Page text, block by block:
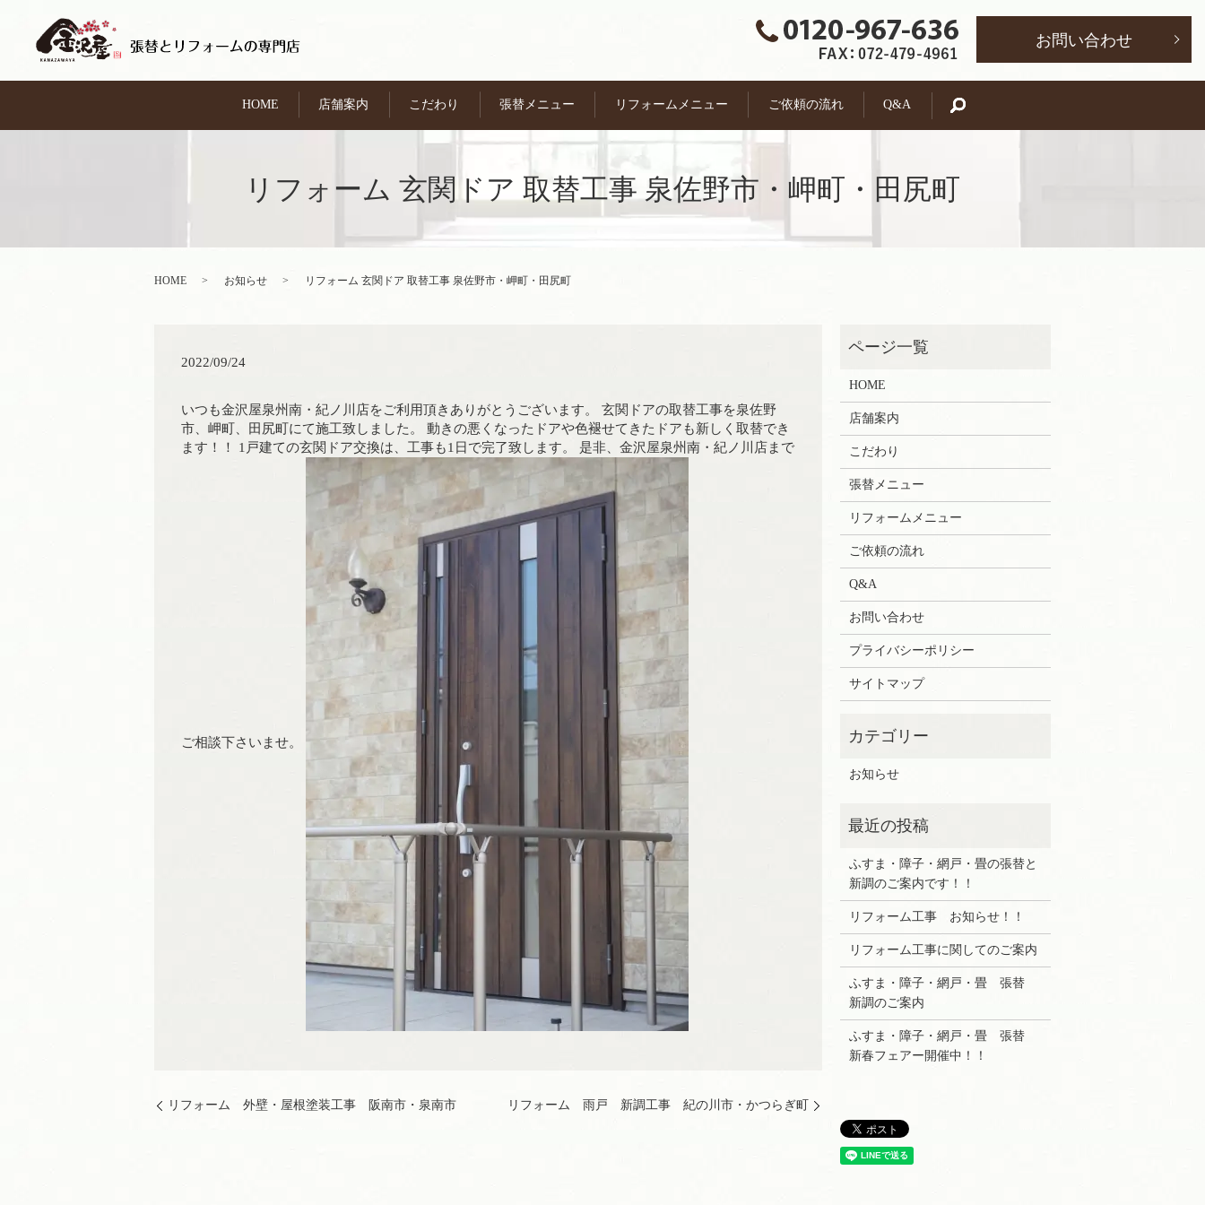
お問い合わせ
HOME 店舗案内 こだわり 張替メニュー リフォームメニュー ご依頼の流れ Q&A search
リフォーム 玄関ドア 取替工事 泉佐野市・岬町・田尻町
HOME お知らせ リフォーム 玄関ドア 取替工事 泉佐野市・岬町・田尻町
2022/09/24
いつも金沢屋泉州南・紀ノ川店をご利用頂きありがとうございます。 玄関ドアの取替工事を泉佐野
市、岬町、田尻町にて施工致しました。 動きの悪くなったドアや色褪せてきたドアも新しく取替でき
ます！！ 1戸建ての玄関ドア交換は、工事も1日で完了致します。 是非、金沢屋泉州南・紀ノ川店まで
ご相談下さいませ。
リフォーム 外壁・屋根塗装工事 阪南市・泉南市 リフォーム 雨戸 新調工事 紀の川市・かつらぎ町
HOME
店舗案内
こだわり
張替メニュー
リフォームメニュー
ご依頼の流れ
Q&A
お問い合わせ
プライバシーポリシー
サイトマップ
お知らせ
ふすま・障子・網戸・畳の張替と
新調のご案内です！！
リフォーム工事 お知らせ！！
リフォーム工事に関してのご案内
ふすま・障子・網戸・畳 張替
新調のご案内
ふすま・障子・網戸・畳 張替
新春フェアー開催中！！